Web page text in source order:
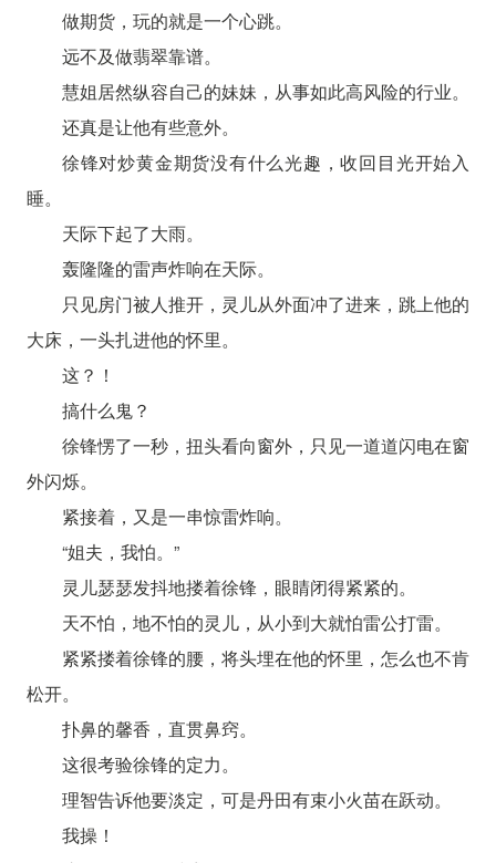
做期货，玩的就是一个心跳。
远不及做翡翠靠谱。
慧姐居然纵容自己的妹妹，从事如此高风险的行业。
还真是让他有些意外。
徐锋对炒黄金期货没有什么光趣，收回目光开始入
睡。
天际下起了大雨。
轰隆隆的雷声炸响在天际。
只见房门被人推开，灵儿从外面冲了进来，跳上他的
大床，一头扎进他的怀里。
这？！
搞什么鬼？
徐锋愣了一秒，扭头看向窗外，只见一道道闪电在窗
外闪烁。
紧接着，又是一串惊雷炸响。
“姐夫，我怕。”
灵儿瑟瑟发抖地搂着徐锋，眼睛闭得紧紧的。
天不怕，地不怕的灵儿，从小到大就怕雷公打雷。
紧紧搂着徐锋的腰，将头埋在他的怀里，怎么也不肯
松开。
扑鼻的馨香，直贯鼻窍。
这很考验徐锋的定力。
理智告诉他要淡定，可是丹田有束小火苗在跃动。
我操！